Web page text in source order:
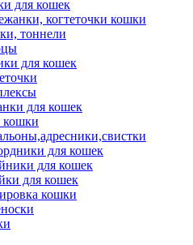
для кошек
когтеточки кошки
тоннели
для кошек
для кошек
для кошек
для кошек
для кошек
кошки